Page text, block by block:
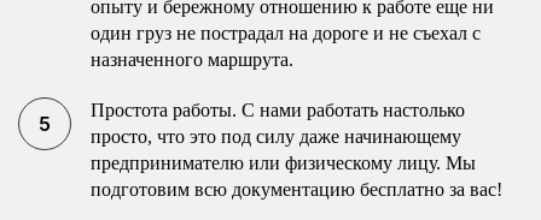
опыту и бережному отношению к работе еще ни
один груз не пострадал на дороге и не съехал с
назначенного маршрута.
Простота работы. С нами работать настолько
просто, что это под силу даже начинающему
предпринимателю или физическому лицу. Мы
подготовим всю документацию бесплатно за вас!